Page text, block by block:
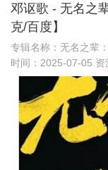
邓讴歌 - 无名之
克/百度】
专辑名称：无名之辈
时间：2025-07-05 资